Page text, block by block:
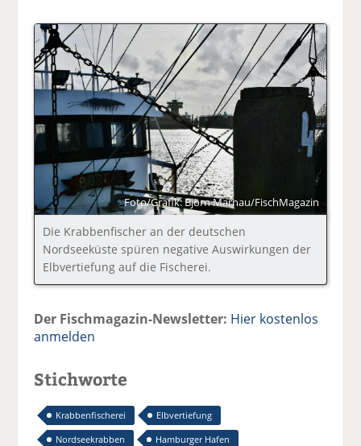
Foto/Grafik: Björn Marnau/FischMagazin
Die Krabbenfischer an der deutschen
Nordseeküste spüren negative Auswirkungen der
Elbvertiefung auf die Fischerei.
Der Fischmagazin-Newsletter: Hier kostenlos
anmelden
Stichworte
Krabbenfischerei
Elbvertiefung
Nordseekrabben
Hamburger Hafen